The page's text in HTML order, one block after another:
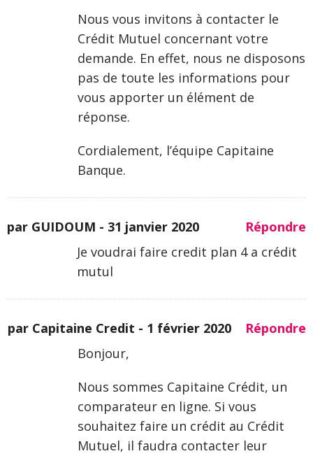
Nous vous invitons à contacter le
Crédit Mutuel concernant votre
demande. En effet, nous ne disposons
pas de toute les informations pour
vous apporter un élément de
réponse.
Cordialement, l’équipe Capitaine
Banque.
par GUIDOUM - 31 janvier 2020
Répondre
Je voudrai faire credit plan 4 a crédit
mutul
par Capitaine Credit - 1 février 2020
Répondre
Bonjour,
Nous sommes Capitaine Crédit, un
comparateur en ligne. Si vous
souhaitez faire un crédit au Crédit
Mutuel, il faudra contacter leur